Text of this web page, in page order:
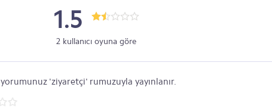
1.5
2 kullanıcı oyuna göre
'ziyaretçi' rumuzuyla yayınlanır.